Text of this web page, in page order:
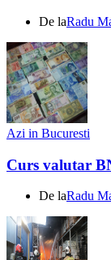
De laRadu
Azi in Bucuresti
Curs valutar
De laRadu